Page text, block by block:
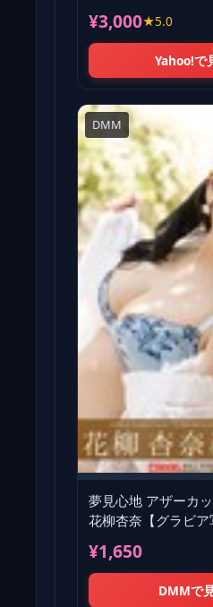
¥3,000★5.0
Yahoo!で
DMM
夢見心地 アザーカ
花柳杏奈【グラビア
¥1,650
DMMで